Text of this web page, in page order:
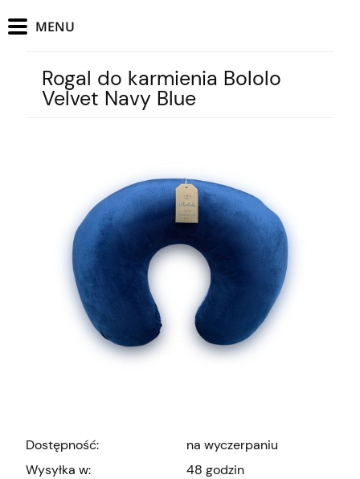
Rogal do karmienia Bololo
Velvet Navy Blue
Dostępność:
na wyczerpaniu
Wysyłka w:
48 godzin